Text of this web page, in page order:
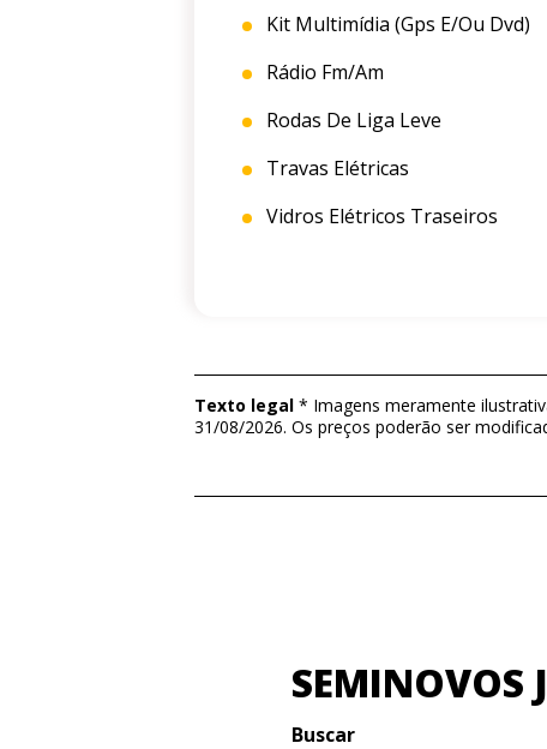
Kit Multimídia (gps E/ou Dvd)
Rádio Fm/am
Rodas De Liga Leve
Travas Elétricas
Vidros Elétricos Traseiros
Texto legal * Imagens meramente
31/08/2026. Os preços poderão ser
SEMINOVOS
Buscar